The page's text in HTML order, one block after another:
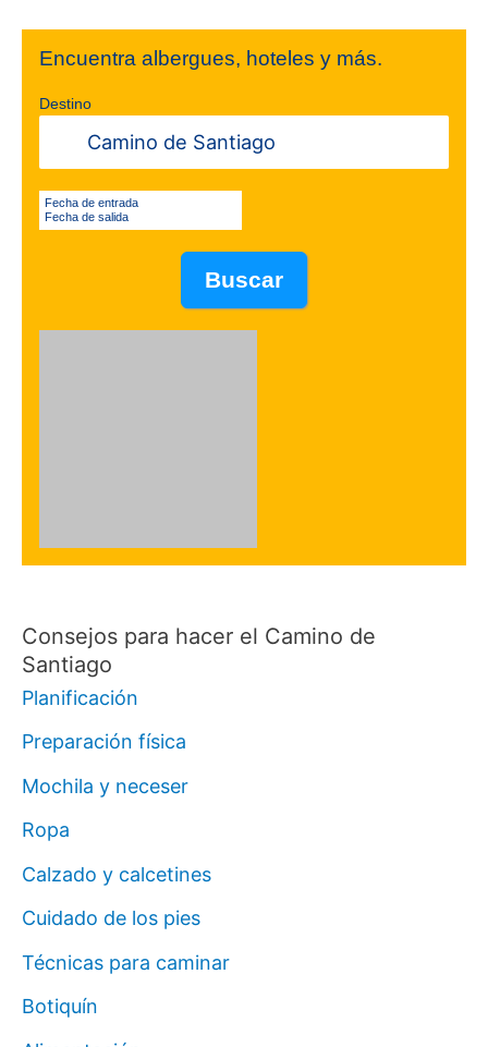
Encuentra albergues, hoteles y más.
Destino
Fecha de entrada
Fecha de salida
Consejos para hacer el Camino de
Santiago
Planificación
Preparación física
Mochila y neceser
Ropa
Calzado y calcetines
Cuidado de los pies
Técnicas para caminar
Botiquín